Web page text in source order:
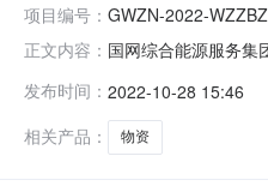
项目编号： GWZN-2022-
正文内容： 国网综合能源服务集
52262069分标编码
发布时间： 2022-10-28 15:46
相关产品：
物资